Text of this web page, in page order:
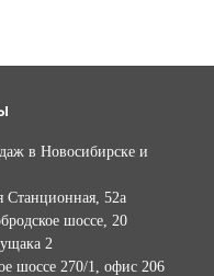
в Новосибирске и
Станционная, 52а
шоссе, 20
2
шоссе 270/1, офис 206